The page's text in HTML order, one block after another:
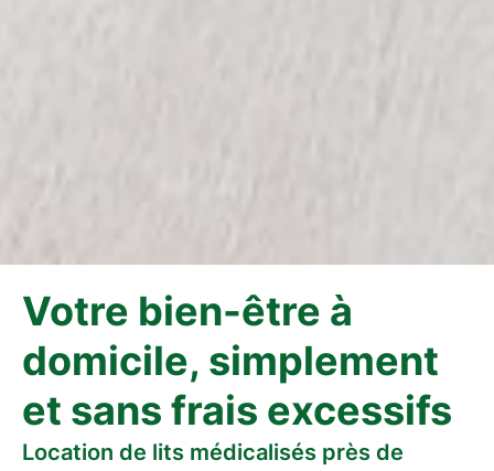
Location de lits médicalisés près de
Votre bien-être à
domicile, simplement
et sans frais excessifs